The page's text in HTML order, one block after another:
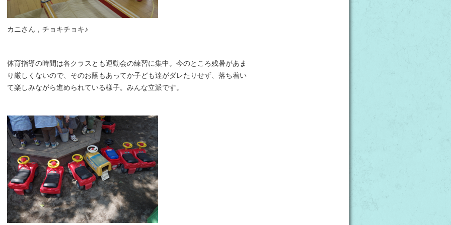
カニさん，チョキチョキ♪
体育指導の時間は各クラスとも運動会の練習に集中。今のところ残暑があま
り厳しくないので、そのお蔭もあってか子ども達がダレたりせず、落ち着い
て楽しみながら進められている様子。みんな立派です。